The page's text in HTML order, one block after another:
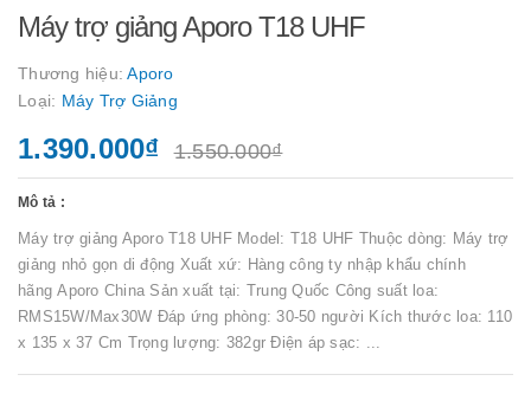
Máy trợ giảng Aporo T18 UHF
Thương hiệu:Aporo
Loại: Máy Trợ Giảng
1.390.000₫ 1.550.000₫
Mô tả :
Máy trợ giảng Aporo T18 UHF Model: T18 UHF Thuộc dòng: Máy trợ
giảng nhỏ gọn di động Xuất xứ: Hàng công ty nhập khẩu chính
hãng Aporo China Sản xuất tại: Trung Quốc Công suất loa:
RMS15W/Max30W Đáp ứng phòng: 30-50 người Kích thước loa: 110
x 135 x 37 Cm Trọng lượng: 382gr Điện áp sạc: ...